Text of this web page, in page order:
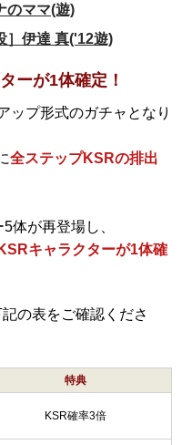
のママ(遊)
］伊達 真('12遊)
ーが1体確定！
ップ形式のガチャとなり
全ステップKSRの排出
体が再登場し、
KSRキャラクターが1体確
の表をご確認くださ
特典
KSR確率3倍